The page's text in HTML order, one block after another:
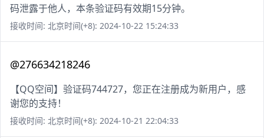
码泄露于他人，本条验证码有效期15分钟。
接收时间: 北京时间(+8): 2024-10-22 15:24:33
@276634218246
【QQ空间】验证码744727，您正在注册成为新用户，感
谢您的支持！
接收时间: 北京时间(+8): 2024-10-21 22:04:33